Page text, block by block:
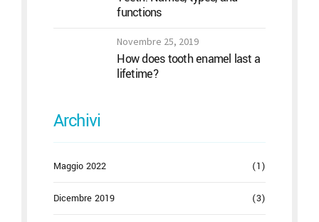
functions
Novembre 25, 2019
How does tooth enamel last a
lifetime?
Archivi
Maggio 2022 (1)
Dicembre 2019 (3)